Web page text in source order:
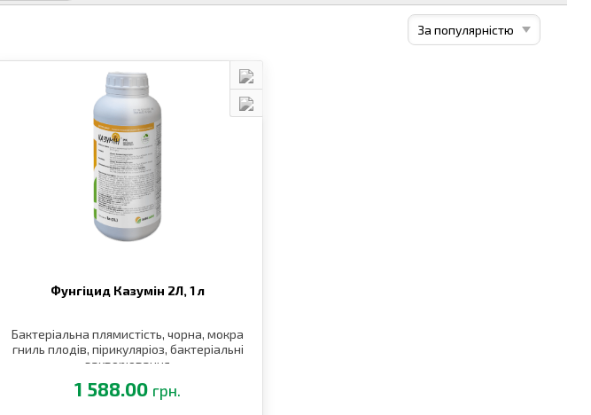
Фунгіцид Казумін 2Л, 1 л
Бактеріальна плямистість, чорна, мокра
гниль плодів, пірикуляріоз, бактеріальні
захворювання
1 588.00 грн.